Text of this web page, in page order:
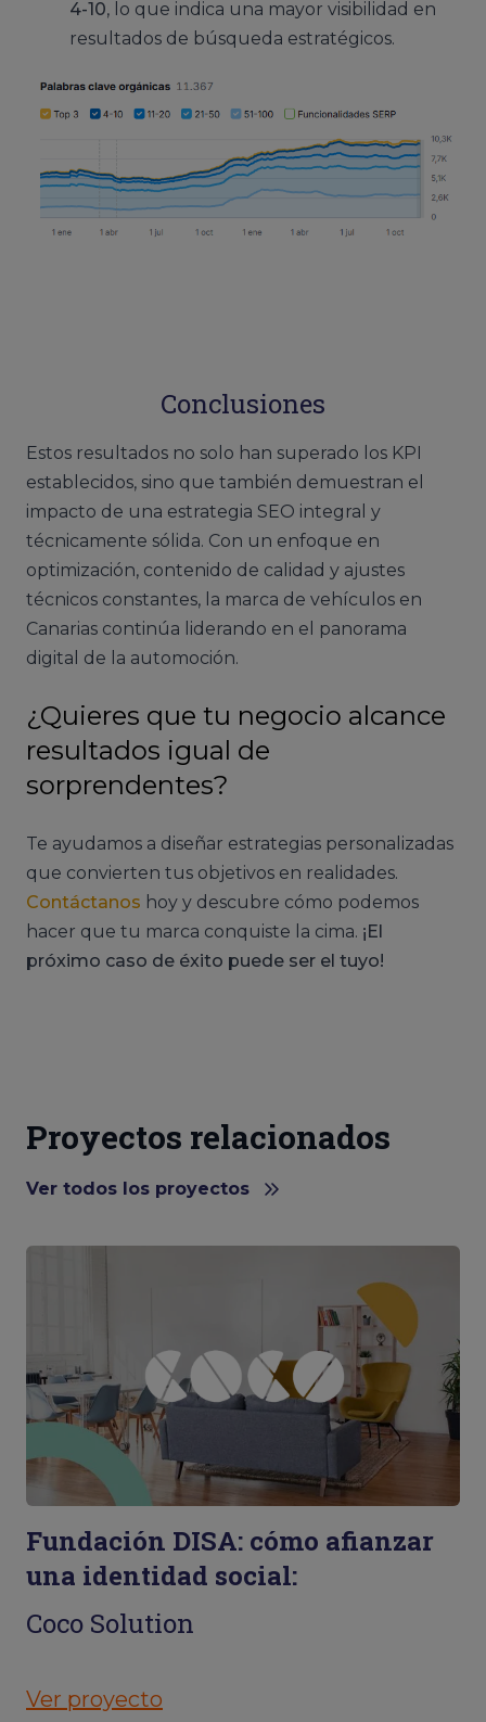
4-10, lo que indica una mayor visibilidad en
resultados de búsqueda estratégicos.
Conclusiones
Estos resultados no solo han superado los KPI
establecidos, sino que también demuestran el
impacto de una estrategia SEO integral y
técnicamente sólida. Con un enfoque en
optimización, contenido de calidad y ajustes
técnicos constantes, la marca de vehículos en
Canarias continúa liderando en el panorama
digital de la automoción.
¿Quieres que tu negocio alcance
resultados igual de
sorprendentes?
Te ayudamos a diseñar estrategias personalizadas
que convierten tus objetivos en realidades.
Contáctanos hoy y descubre cómo podemos
hacer que tu marca conquiste la cima. ¡El
próximo caso de éxito puede ser el tuyo!
Proyectos relacionados
Ver todos los proyectos
Fundación DISA: cómo afianzar
una identidad social:
Coco Solution
Ver proyecto